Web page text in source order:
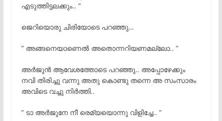
എടുത്തിട്ടലക്കും.. ”
ജെറിയൊരു ചിരിയോടെ പറഞ്ഞു…
” അങ്ങനെയാണെൽ അതൊന്നറിയണമല്ലോ.. ”
അർജുൻ ആവേശത്തോടെ പറഞ്ഞു.. അപ്പോഴേക്കും
നവി തിരിച്ചു വന്നു അതു കൊണ്ടു തന്നെ അ സംസാരം
അവിടെ വച്ചു നിർത്തി..
” ടാ അർജുനേ നീ രെമ്യയൊന്നു വിളിച്ചേ.. ”